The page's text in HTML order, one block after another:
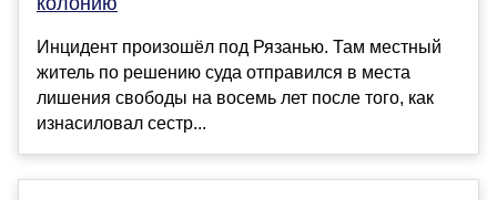
Инцидент произошёл под Рязанью. Там местный
житель по решению суда отправился в места
лишения свободы на восемь лет после того, как
изнасиловал сестр...